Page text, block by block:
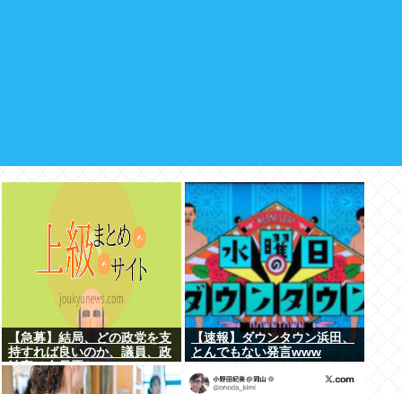
【急募】結局、どの政党を支
持すれば良いのか、議員、政
治家は全員悪か
【速報】ダウンタウン浜田、
とんでもない発言www